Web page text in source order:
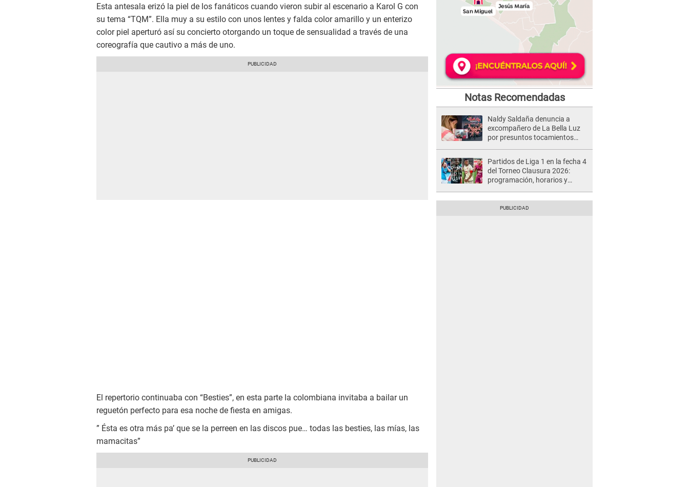
Esta antesala erizó la piel de los fanáticos cuando vieron subir al escenario a Karol G con
su tema “TQM”. Ella muy a su estilo con unos lentes y falda color amarillo y un enterizo
color piel aperturó así su concierto otorgando un toque de sensualidad a través de una
coreografía que cautivo a más de uno.
El repertorio continuaba con “Besties”, en esta parte la colombiana invitaba a bailar un
reguetón perfecto para esa noche de fiesta en amigas.
” Ésta es otra más pa’ que se la perreen en las discos pue… todas las besties, las mías, las
mamacitas”
Notas Recomendadas
Naldy Saldaña denuncia a
excompañero de La Bella Luz
por presuntos tocamientos
Partidos de Liga 1 en la fecha 4
del Torneo Clausura 2026:
programación, horarios y